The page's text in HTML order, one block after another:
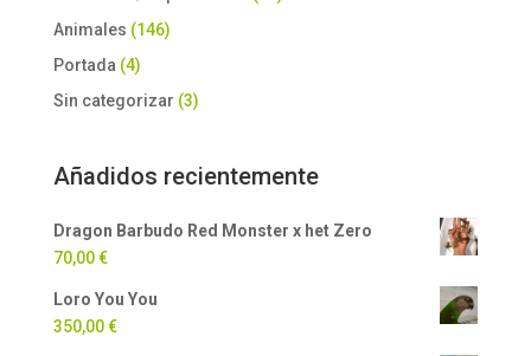
Animales (146)
Portada (4)
Sin categorizar (3)
Añadidos recientemente
Dragon Barbudo Red Monster x het Zero
70,00€
Loro You You
350,00€